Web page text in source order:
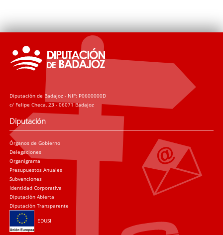
Diputación de Badajoz - NIF: P0600000D
c/ Felipe Checa, 23 - 06071 Badajoz
Diputación
Órganos de Gobierno
Delegaciones
Organigrama
Presupuestos Anuales
Subvenciones
Identidad Corporativa
Diputación Abierta
Diputación Transparente
EDUSI